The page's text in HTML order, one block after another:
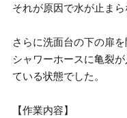
それが原因で水が止まら
さらに洗面台の下の扉
シャワーホースに亀裂
ている状態でした。
【作業内容】